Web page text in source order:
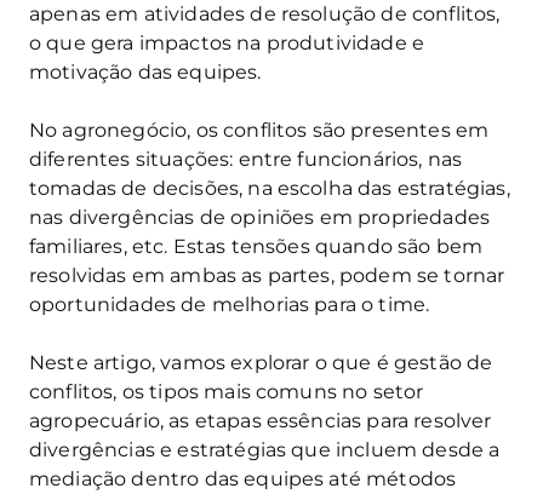
apenas em atividades de resolução de conflitos,
o que gera impactos na produtividade e
motivação das equipes.
No agronegócio, os conflitos são presentes em
diferentes situações: entre funcionários, nas
tomadas de decisões, na escolha das estratégias,
nas divergências de opiniões em propriedades
familiares, etc. Estas tensões quando são bem
resolvidas em ambas as partes, podem se tornar
oportunidades de melhorias para o time.
Neste artigo, vamos explorar o que é gestão de
conflitos, os tipos mais comuns no setor
agropecuário, as etapas essências para resolver
divergências e estratégias que incluem desde a
mediação dentro das equipes até métodos